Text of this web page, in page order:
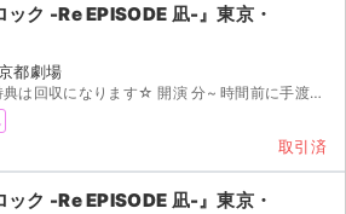
ック -Re EPISODE 凪-』東京・
都劇場
[詳細] 階 列 〜 番 ☆入場特典は回収になります☆ 開演 分~ 時間前に手渡し予定
取引済
ック -Re EPISODE 凪-』東京・